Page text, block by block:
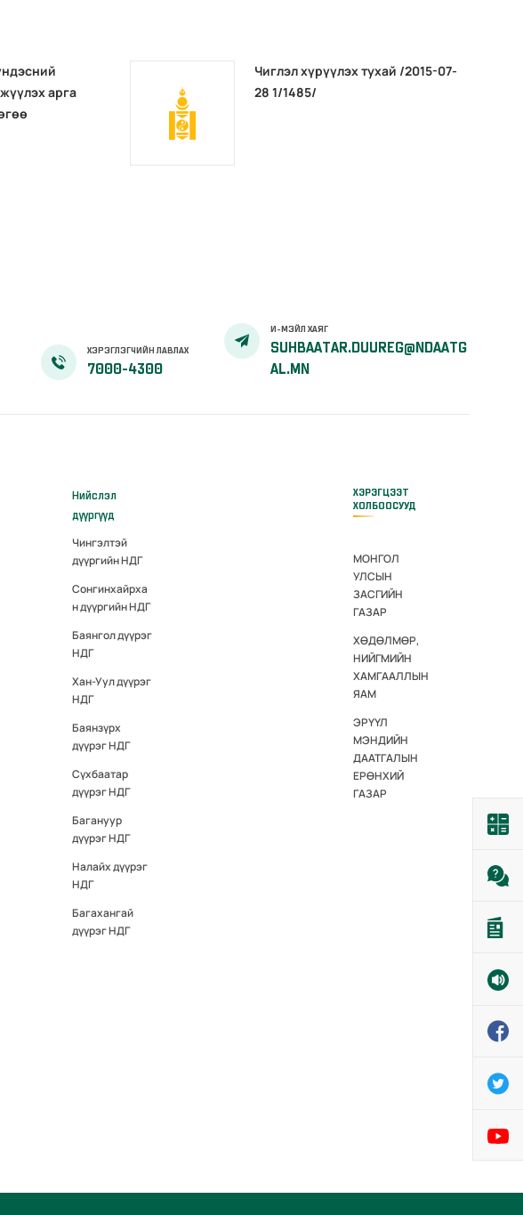
арга
Чиглэл хүрүүлэх тухай /2015-07-
28 1/1485/
ХЭРЭГЛЭГЧИЙН ЛАВЛАХ
7000-4300
И-МЭЙЛ ХАЯГ
SUHBAATAR.DUUREG@NDAATG
AL.MN
Нийслэл
дүүргүүд
Чингэлтэй
дүүргийн НДГ
Сонгинхайрха
н дүүргийн НДГ
Баянгол дүүрэг
НДГ
Хан-Уул дүүрэг
НДГ
Баянзүрх
дүүрэг НДГ
Сүхбаатар
дүүрэг НДГ
Багануур
дүүрэг НДГ
Налайх дүүрэг
НДГ
Багахангай
дүүрэг НДГ
ХЭРЭГЦЭЭТ
ХОЛБООСУУД
МОНГОЛ
УЛСЫН
ЗАСГИЙН
ГАЗАР
ХӨДӨЛМӨР,
НИЙГМИЙН
ХАМГААЛЛЫН
ЯАМ
ЭРҮҮЛ
МЭНДИЙН
ДААТГАЛЫН
ЕРӨНХИЙ
ГАЗАР